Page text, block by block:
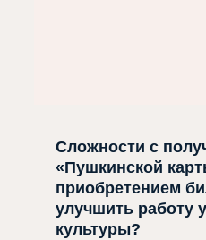
Сложности с
«Пушкинской
приобретением
улучшить работу
культуры?